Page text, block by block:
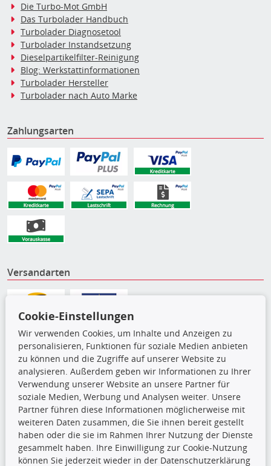
Die Turbo-Mot GmbH
Das Turbolader Handbuch
Turbolader Diagnosetool
Turbolader Instandsetzung
Dieselpartikelfilter-Reinigung
Blog: Werkstattinformationen
Turbolader Hersteller
Turbolader nach Auto Marke
Zahlungsarten
Versandarten
Die hier angezeigten Daten,
insbesondere die gesamte Datenbank,
dürfen nicht kopiert werden. Es ist zu
unterlassen, die Daten oder die gesamte Datenbank ohne
Cookie-Einstellungen
Wir verwenden Cookies, um Inhalte und Anzeigen zu
personalisieren, Funktionen für soziale Medien anbieten
zu können und die Zugriffe auf unserer Website zu
analysieren. Außerdem geben wir Informationen zu Ihrer
Verwendung unserer Website an unsere Partner für
soziale Medien, Werbung und Analysen weiter. Unsere
Partner führen diese Informationen möglicherweise mit
weiteren Daten zusammen, die Sie ihnen bereit gestellt
haben oder die sie im Rahmen Ihrer Nutzung der Dienste
gesammelt haben. Ihre Einwilligung zur Cookie-Nutzung
können Sie jederzeit wieder in der Datenschutzerklärung